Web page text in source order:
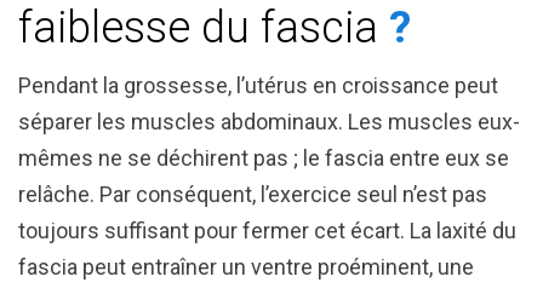
faiblesse du fascia ?
Pendant la grossesse, l’utérus en croissance peut
séparer les muscles abdominaux. Les muscles eux-
mêmes ne se déchirent pas ; le fascia entre eux se
relâche. Par conséquent, l’exercice seul n’est pas
toujours suffisant pour fermer cet écart. La laxité du
fascia peut entraîner un ventre proéminent, une